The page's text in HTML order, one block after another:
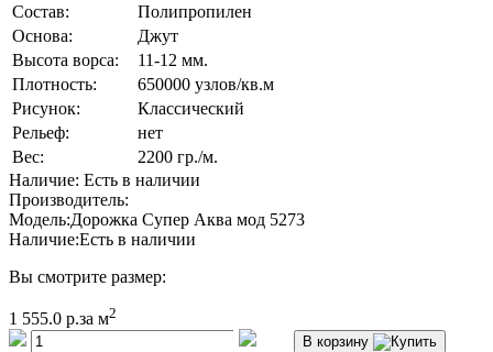
Состав:
Полипропилен
Основа:
Джут
Высота ворса:
11-12 мм.
Плотность:
650000 узлов/кв.м
Рисунок:
Классический
Рельеф:
нет
Вес:
2200 гр./м.
Наличие: Есть в наличии
Производитель:
Модель:Дорожка Супер Аква мод 5273
Наличие:Есть в наличии
Вы смотрите размер:
1 555.0 р.за м2
В корзину